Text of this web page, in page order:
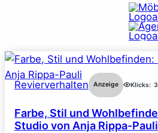
Revierverhalten Anzeige Klicks:
Farbe, Stil und
Studio von Anja Rippa-Pauli